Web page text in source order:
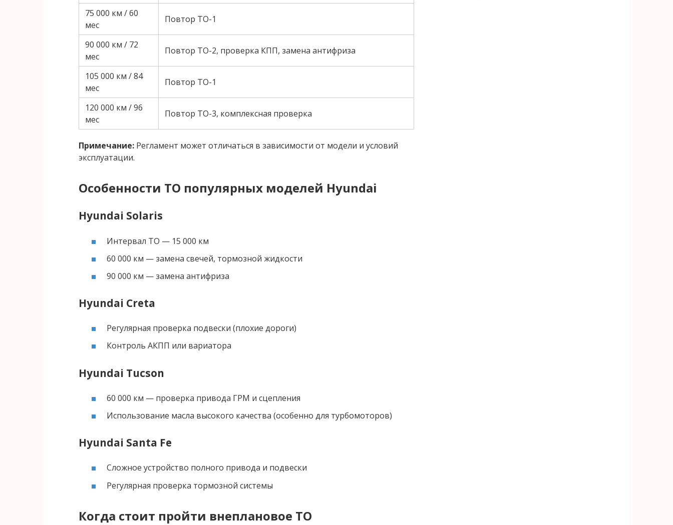
75 000 км / 60
мес
Повтор ТО-1
90 000 км / 72
мес
Повтор ТО-2, проверка КПП, замена антифриза
105 000 км / 84
мес
Повтор ТО-1
120 000 км / 96
мес
Повтор ТО-3, комплексная проверка
Примечание: Регламент может отличаться в зависимости от модели и условий
эксплуатации.
Особенности ТО популярных моделей Hyundai
Hyundai Solaris
Интервал ТО — 15 000 км
60 000 км — замена свечей, тормозной жидкости
90 000 км — замена антифриза
Hyundai Creta
Регулярная проверка подвески (плохие дороги)
Контроль АКПП или вариатора
Hyundai Tucson
60 000 км — проверка привода ГРМ и сцепления
Использование масла высокого качества (особенно для турбомоторов)
Hyundai Santa Fe
Сложное устройство полного привода и подвески
Регулярная проверка тормозной системы
Когда стоит пройти внеплановое ТО